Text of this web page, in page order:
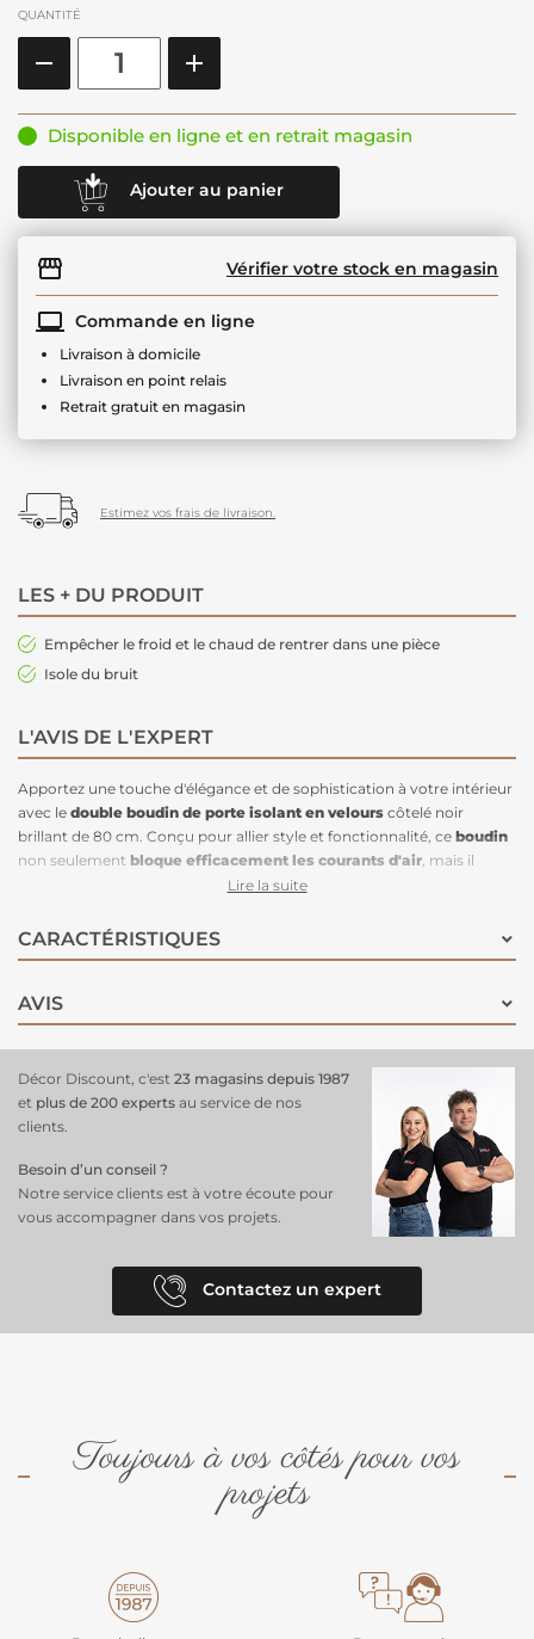
QUANTITÉ
Disponible en ligne et en retrait magasin
Ajouter au panier
Vérifier votre stock en magasin
Commande en ligne
Livraison à domicile
Livraison en point relais
Retrait gratuit en magasin
Estimez vos frais de livraison.
LES + DU PRODUIT
Empêcher le froid et le chaud de rentrer dans une pièce
Isole du bruit
L'AVIS DE L'EXPERT
Apportez une touche d'élégance et de sophistication à votre intérieur
avec le double boudin de porte isolant en velours côtelé noir
brillant de 80 cm. Conçu pour allier style et fonctionnalité, ce boudin
non seulement bloque efficacement les courants d'air , mais il
rehausse également l'esthétique de votre espace. Son fini en
parfaitement dans des décors modernes et contemporains, tout en
ajoutant unenote chic à votre entrée. Facile à installer, il est idéal
décorative. Optez pour ce
Lire la suite
CARACTÉRISTIQUES
AVIS
Décor Discount, c'est 23 magasins depuis 1987
et plus de 200 experts au service de nos
clients.
Besoin d’un conseil ?
Notre service clients est à votre écoute pour
vous accompagner dans vos projets.
Contactez un expert
Toujours à vos côtés pour vos
projets